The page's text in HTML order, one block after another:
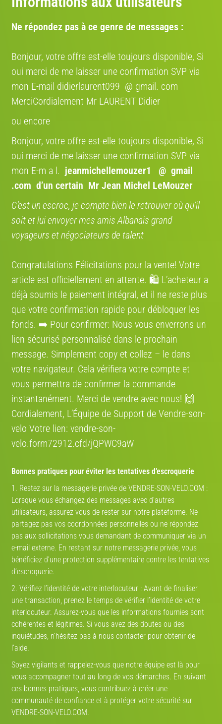
Région: France
Estimez la valeur de votre vélo ici
Marque
Année
Modèle V-IA
Estimation parvendre-son-velo.com— données marché actualisées · 2 759 estimations réalisées
Mon partenaire de vélo
TROUVEZ VOTRE PARTENAIRE
!
DÉJÀ DES MILLIERS DE PROFILS
PARTENAIRE-DE-VELO.COM
ICI VOS PRÉFÉRENCES NE REGARDENT QUE VOUS !
CRÉEZ VOTRE PROFIL
Annonces qui pourraient vous intéresser
€ 690
Cannondale CAAD9
2010 · Course
€ 1'000
Cannondale Topstone 2
Ne répondez pas à ce genre de messages :
Bonjour, votre offre est-elle toujours disponible, Si
oui merci de me laisser une confirmation SVP via
mon E-mail didierlaurent099 @ gmail. com
MerciCordialement Mr LAURENT Didier
ou encore
Bonjour, votre offre est-elle toujours disponible, Si
oui merci de me laisser une confirmation SVP via
mon E-m a l. jeanmichellemouzer1 @ gmail
.com d’un certain Mr Jean Michel LeMouzer
C’est un escroc, je compte bien le retrouver où qu’il
soit et lui envoyer mes amis Albanais grand
voyageurs et négociateurs de talent
Congratulations Félicitations pour la vente! Votre
article est officiellement en attente. 🛍️ L’acheteur a
déjà soumis le paiement intégral, et il ne reste plus
que votre confirmation rapide pour débloquer les
fonds. ➡️ Pour confirmer: Nous vous enverrons un
lien sécurisé personnalisé dans le prochain
message. Simplement сору et collez – le dans
votre navigateur. Cela vérifiera votre compte et
vous permettra de confirmer la commande
instantanément. Merci de vendre avec nous! 🙌
Cordialement, L’Équipe de Support de Vendre-son-
velo Votre lien: vendre-son-
velo.form72912.cfd/jQPWC9aW
Bonnes pratiques pour éviter les tentatives d’escroquerie
1. Restez sur la messagerie privée de VENDRE-SON-VELO.COM :
Lorsque vous échangez des messages avec d’autres
utilisateurs, assurez-vous de rester sur notre plateforme. Ne
partagez pas vos coordonnées personnelles ou ne répondez
pas aux sollicitations vous demandant de communiquer via un
e-mail externe. En restant sur notre messagerie privée, vous
bénéficiez d’une protection supplémentaire contre les tentatives
d’escroquerie.
2. Vérifiez l’identité de votre interlocuteur : Avant de finaliser
une transaction, prenez le temps de vérifier l’identité de votre
interlocuteur. Assurez-vous que les informations fournies sont
cohérentes et légitimes. Si vous avez des doutes ou des
inquiétudes, n’hésitez pas à nous contacter pour obtenir de
l’aide.
Soyez vigilants et rappelez-vous que notre équipe est là pour
vous accompagner tout au long de vos démarches. En suivant
ces bonnes pratiques, vous contribuez à créer une
communauté de confiance et à protéger votre sécurité sur
VENDRE-SON-VELO.COM.